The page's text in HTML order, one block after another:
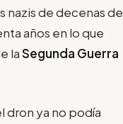
nazis de decenas de
años en lo que
laSegunda Guerra
dron ya no podía